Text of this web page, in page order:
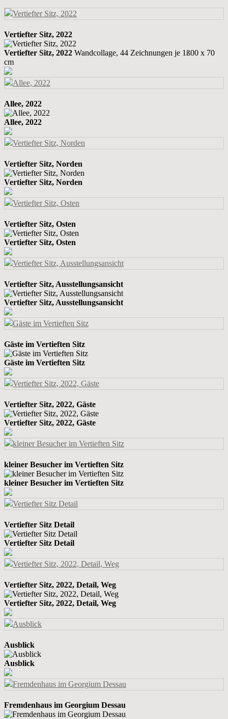
Vertiefter Sitz, 2022
Vertiefter Sitz, 2022 Wandcollage, 44 Zeichnungen je 1ß00 x 70
cm
Allee, 2022
Allee, 2022
Vertiefter Sitz, Norden
Vertiefter Sitz, Norden
Vertiefter Sitz, Osten
Vertiefter Sitz, Osten
Vertiefter Sitz, Ausstellungsansicht
Vertiefter Sitz, Ausstellungsansicht
Gäste im Vertieften Sitz
Gäste im Vertieften Sitz
Vertiefter Sitz, 2022, Gäste
Vertiefter Sitz, 2022, Gäste
kleiner Besucher im Vertieften Sitz
kleiner Besucher im Vertieften Sitz
Vertiefter Sitz Detail
Vertiefter Sitz Detail
Vertiefter Sitz, 2022, Detail, Weg
Vertiefter Sitz, 2022, Detail, Weg
Ausblick
Ausblick
Fremdenhaus im Georgium Dessau